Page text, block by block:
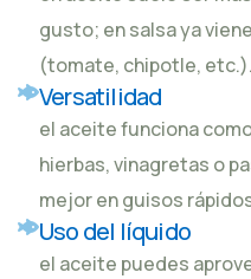
gusto; en salsa ya
(tomate, chipotle, etc.).
Versatilidad
el aceite funciona
hierbas, vinagretas o
mejor en guisos
Uso del líquido
el aceite puedes